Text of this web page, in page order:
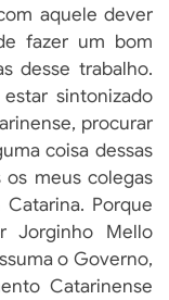
aquele dever
fazer um bom
desse trabalho.
sintonizado
procurar
coisa dessas
meus colegas
Porque
Jorginho Mello
o Governo,
Catarinense